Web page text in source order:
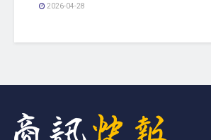
2026-04-28